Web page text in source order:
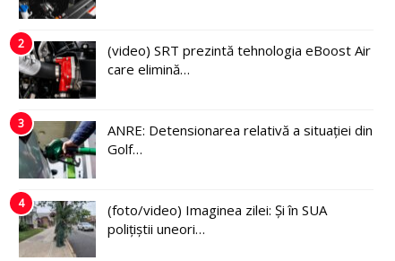
2
(video) SRT prezintă tehnologia eBoost Air
care elimină…
3
ANRE: Detensionarea relativă a situației din
Golf…
4
(foto/video) Imaginea zilei: Și în SUA
polițiștii uneori…